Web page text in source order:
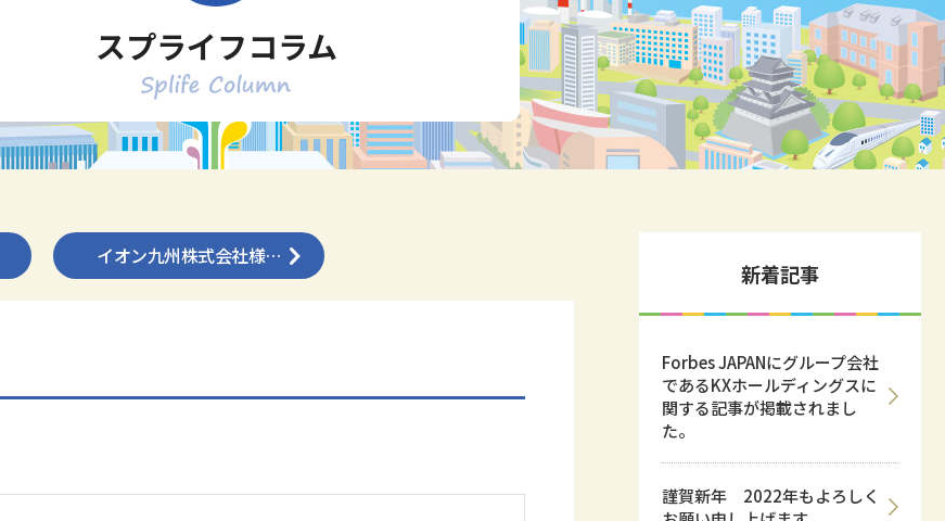
身体障害者の雇用事例
知的障害者の雇用事例
黒崎センター
下関センター
大牟田センター
スプライフコラム
イオン九州株式会社様…
新着記事
Forbes JAPANにグループ会社
であるKXホールディングスに
関する記事が掲載されまし
た。
謹賀新年 2022年もよろしく